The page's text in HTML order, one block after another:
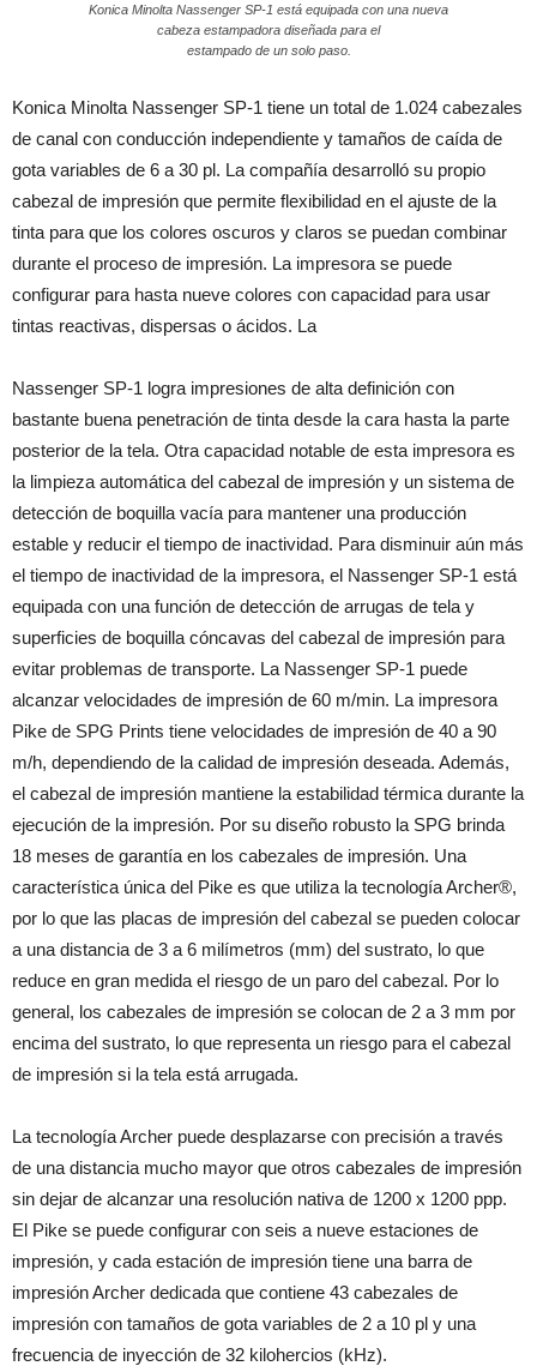
Konica Minolta Nassenger SP-1 está equipada con una nueva
cabeza estampadora diseñada para el
estampado de un solo paso.
Konica Minolta Nassenger SP-1 tiene un total de 1.024 cabezales
de canal con conducción independiente y tamaños de caída de
gota variables de 6 a 30 pl. La compañía desarrolló su propio
cabezal de impresión que permite flexibilidad en el ajuste de la
tinta para que los colores oscuros y claros se puedan combinar
durante el proceso de impresión. La impresora se puede
configurar para hasta nueve colores con capacidad para usar
tintas reactivas, dispersas o ácidos. La
Nassenger SP-1 logra impresiones de alta definición con
bastante buena penetración de tinta desde la cara hasta la parte
posterior de la tela. Otra capacidad notable de esta impresora es
la limpieza automática del cabezal de impresión y un sistema de
detección de boquilla vacía para mantener una producción
estable y reducir el tiempo de inactividad. Para disminuir aún más
el tiempo de inactividad de la impresora, el Nassenger SP-1 está
equipada con una función de detección de arrugas de tela y
superficies de boquilla cóncavas del cabezal de impresión para
evitar problemas de transporte. La Nassenger SP-1 puede
alcanzar velocidades de impresión de 60 m/min. La impresora
Pike de SPG Prints tiene velocidades de impresión de 40 a 90
m/h, dependiendo de la calidad de impresión deseada. Además,
el cabezal de impresión mantiene la estabilidad térmica durante la
ejecución de la impresión. Por su diseño robusto la SPG brinda
18 meses de garantía en los cabezales de impresión. Una
característica única del Pike es que utiliza la tecnología Archer®,
por lo que las placas de impresión del cabezal se pueden colocar
a una distancia de 3 a 6 milímetros (mm) del sustrato, lo que
reduce en gran medida el riesgo de un paro del cabezal. Por lo
general, los cabezales de impresión se colocan de 2 a 3 mm por
encima del sustrato, lo que representa un riesgo para el cabezal
de impresión si la tela está arrugada.
La tecnología Archer puede desplazarse con precisión a través
de una distancia mucho mayor que otros cabezales de impresión
sin dejar de alcanzar una resolución nativa de 1200 x 1200 ppp.
El Pike se puede configurar con seis a nueve estaciones de
impresión, y cada estación de impresión tiene una barra de
impresión Archer dedicada que contiene 43 cabezales de
impresión con tamaños de gota variables de 2 a 10 pl y una
frecuencia de inyección de 32 kilohercios (kHz).